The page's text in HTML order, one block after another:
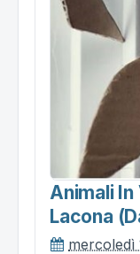
Animali
Lacona
mercoledì